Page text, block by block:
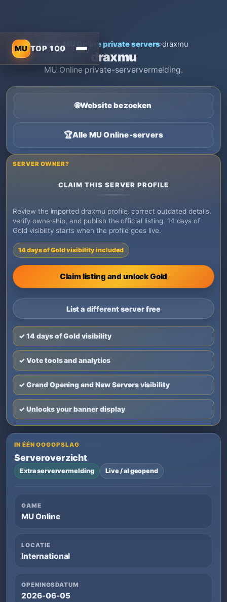
MU TOP 100
Home›MU Online private servers›draxmu
draxmu
MU Online private-serververmelding.
🌐Website bezoeken
🏆Alle MU Online-servers
SERVER OWNER?
CLAIM THIS SERVER PROFILE
Review the imported draxmu profile, correct outdated details,
verify ownership, and publish the official listing. 14 days of
Gold visibility starts when the profile goes live.
14 days of Gold visibility included
Claim listing and unlock Gold
List a different server free
✓ 14 days of Gold visibility
✓ Vote tools and analytics
✓ Grand Opening and New Servers visibility
✓ Unlocks your banner display
IN ÉÉN OOGOPSLAG
Serveroverzicht
Extra serververmelding Live / al geopend
GAME
MU Online
LOCATIE
International
OPENINGSDATUM
2026-06-05